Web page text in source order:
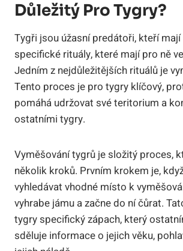
Důležitý Pro Tygry?
Tygři jsou úžasní predátoři, kteří mají
specifické rituály, které mají pro ně
Jedním z nejdůležitějších rituálů je
Tento proces je pro tygry klíčový,
pomáhá udržovat své teritorium a
ostatními tygry.
Vyměšování tygrů je složitý proces,
několik kroků. Prvním krokem je,
vyhledávat vhodné místo k
vyhrabe jámu a začne do ní čůrat.
tygry specifický zápach, který
sděluje informace o jejich věku,